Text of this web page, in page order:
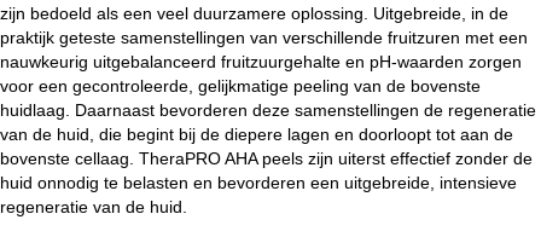
zijn bedoeld als een veel duurzamere oplossing. Uitgebreide, in de
praktijk geteste samenstellingen van verschillende fruitzuren met een
nauwkeurig uitgebalanceerd fruitzuurgehalte en pH-waarden zorgen
voor een gecontroleerde, gelijkmatige peeling van de bovenste
huidlaag. Daarnaast bevorderen deze samenstellingen de regeneratie
van de huid, die begint bij de diepere lagen en doorloopt tot aan de
bovenste cellaag. TheraPRO AHA peels zijn uiterst effectief zonder de
huid onnodig te belasten en bevorderen een uitgebreide, intensieve
regeneratie van de huid.